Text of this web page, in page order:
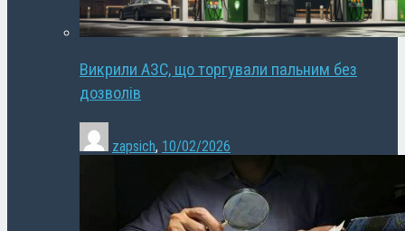
Викрили АЗС, що торгували пальним без
дозволів
zapsich, 10/02/2026